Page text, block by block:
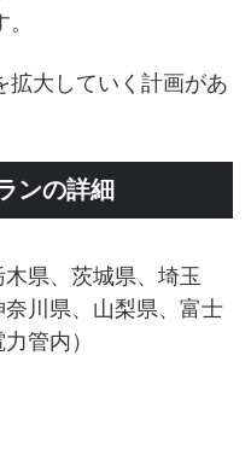
拡大していく計画があ
ンの詳細
県、茨城県、埼玉
川県、山梨県、富士
管内）